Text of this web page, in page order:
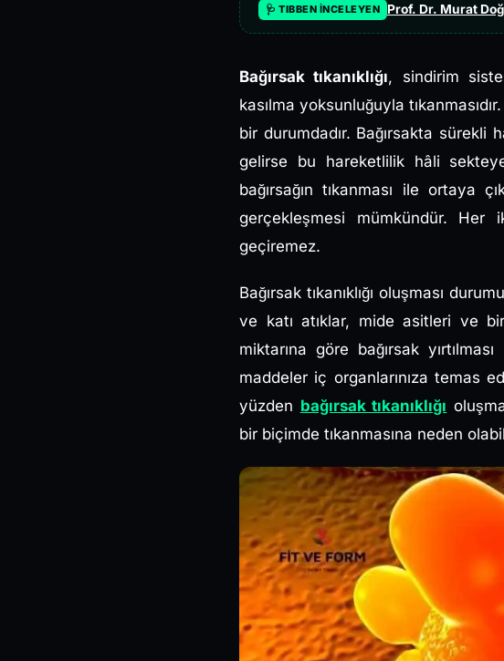
🩺 TIBBEN İNCELEYEN Prof. Dr. Murat
Bağırsak tıkanıklığı, sindirim
kasılma yoksunluğuyla
bir durumdadır. Bağırsakta sürekli
gelirse bu hareketlilik hâli sekteye
bağırsağın tıkanması ile ortaya
gerçekleşmesi mümkündür. Her
geçiremez.
Bağırsak tıkanıklığı oluşması
ve katı atıklar, mide asitleri ve bir
miktarına göre bağırsak
maddeler iç organlarınıza temas
yüzden bağırsak tıkanıklığı
bir biçimde tıkanmasına neden